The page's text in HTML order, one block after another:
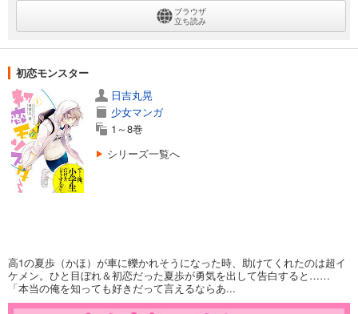
ブラウザ
立ち読み
初恋モンスター
日吉丸晃
少女マンガ
1～8巻
シリーズ一覧へ
高1の夏歩（かほ）が車に轢かれそうになった時、助けてくれたのは超イ
ケメン。ひと目ぼれ＆初恋だった夏歩が勇気を出して告白すると……
「本当の俺を知っても好きだって言えるならあ...